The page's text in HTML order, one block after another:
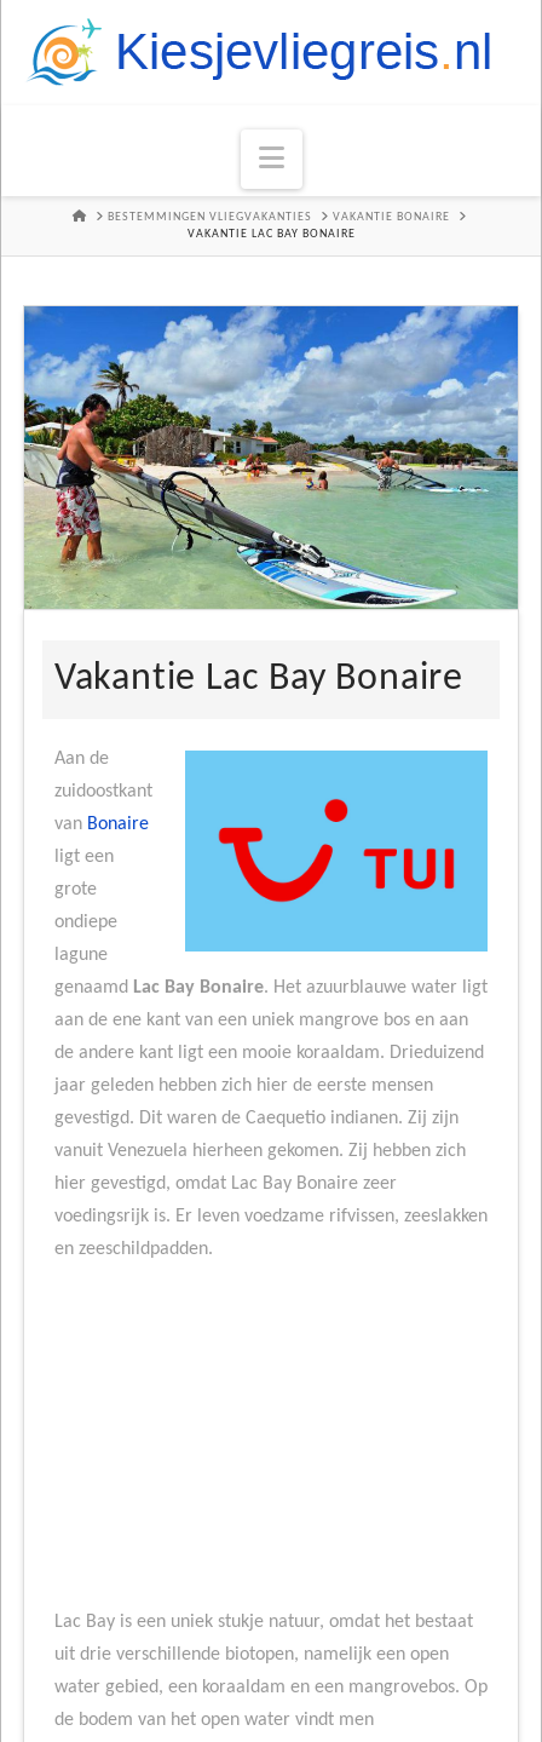
Navigation
HOMEBESTEMMINGEN VLIEGVAKANTIES
VAKANTIE BONAIRE
VAKANTIE LAC BAY BONAIRE
Vakantie Lac Bay Bonaire
Aan de
zuidoostkant
van Bonaire
ligt een
grote
ondiepe
lagune
genaamd Lac Bay Bonaire. Het azuurblauwe water ligt
aan de ene kant van een uniek mangrove bos en aan
de andere kant ligt een mooie koraaldam. Drieduizend
jaar geleden hebben zich hier de eerste mensen
gevestigd. Dit waren de Caequetio indianen. Zij zijn
vanuit Venezuela hierheen gekomen. Zij hebben zich
hier gevestigd, omdat Lac Bay Bonaire zeer
voedingsrijk is. Er leven voedzame rifvissen, zeeslakken
en zeeschildpadden.
Lac Bay is een uniek stukje natuur, omdat het bestaat
uit drie verschillende biotopen, namelijk een open
water gebied, een koraaldam en een mangrovebos. Op
de bodem van het open water vindt men